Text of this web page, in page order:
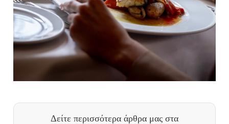
Δείτε περισσότερα άρθρα μας στα